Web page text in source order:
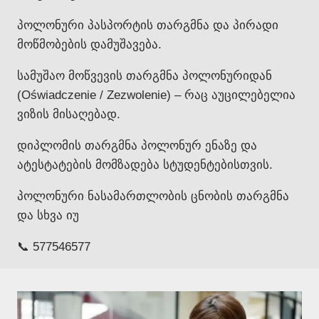
პოლონური პასპორტის თარგმნა და პირადი
მოწმობების დამუშავება.
სამუშაო მოწვევის თარგმნა პოლონურიდან
(Oświadczenie / Zezwolenie) – რაც აუცილებელია
ვიზის მისაღებად.
დიპლომის თარგმნა პოლონურ ენაზე და
ატესტატების მომზადება სტუდენტებისთვის.
პოლონური ნასამართლობის ცნობის თარგმნა
და სხვა იუ
📞 577546577